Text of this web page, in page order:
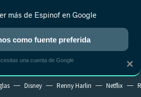
NUEVO
REALITY ANIME RANKINGS CINE
Disney Renny Harlin Netflix
×
más de Espinof en Google
como fuente preferida
una cuenta de Google